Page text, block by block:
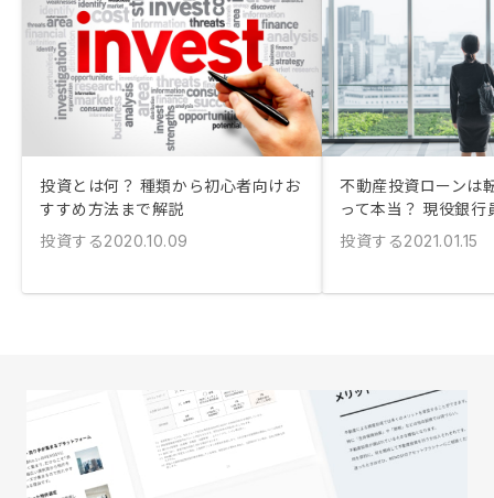
投資とは何？ 種類から初心者向けお
すすめ方法まで解説
投資する2020.10.09
不動産投資ローンは
って本当？ 現役銀
投資する2021.01.15